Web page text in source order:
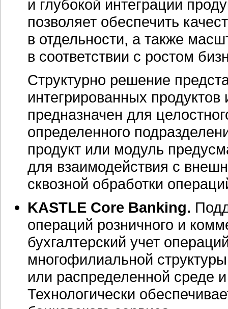
и глубокой интеграции
позволяет обеспечить
в отдельности, а также
в соответствии с ростом
Структурно решение
интегрированных
предназначен для
определенного
продукт или модуль
для взаимодействия с
сквозной обработки
KASTLE Core Banking.
операций розничного и
бухгалтерский учет
многофилиальной
или распределенной среде
Технологически